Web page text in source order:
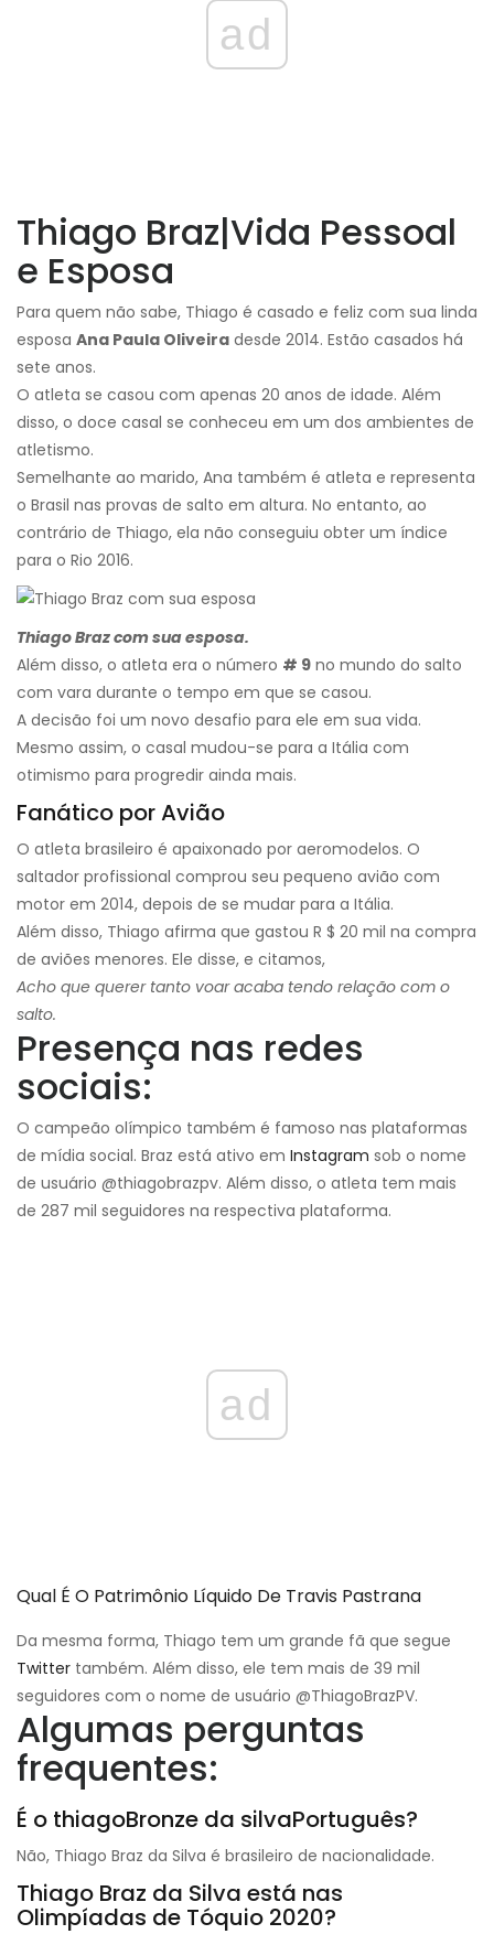
ad
Thiago Braz|Vida Pessoal
e Esposa
Para quem não sabe, Thiago é casado e feliz com sua linda
esposa Ana Paula Oliveira desde 2014. Estão casados ​​há
sete anos.
O atleta se casou com apenas 20 anos de idade. Além
disso, o doce casal se conheceu em um dos ambientes de
atletismo.
Semelhante ao marido, Ana também é atleta e representa
o Brasil nas provas de salto em altura. No entanto, ao
contrário de Thiago, ela não conseguiu obter um índice
para o Rio 2016.
Thiago Braz com sua esposa.
Além disso, o atleta era o número # 9 no mundo do salto
com vara durante o tempo em que se casou.
A decisão foi um novo desafio para ele em sua vida.
Mesmo assim, o casal mudou-se para a Itália com
otimismo para progredir ainda mais.
Fanático por Avião
O atleta brasileiro é apaixonado por aeromodelos. O
saltador profissional comprou seu pequeno avião com
motor em 2014, depois de se mudar para a Itália.
Além disso, Thiago afirma que gastou R $ 20 mil na compra
de aviões menores. Ele disse, e citamos,
Acho que querer tanto voar acaba tendo relação com o
salto.
Presença nas redes
sociais:
O campeão olímpico também é famoso nas plataformas
de mídia social. Braz está ativo em Instagram sob o nome
de usuário @thiagobrazpv. Além disso, o atleta tem mais
de 287 mil seguidores na respectiva plataforma.
ad
Qual É O Patrimônio Líquido De Travis Pastrana
Da mesma forma, Thiago tem um grande fã que segue
Twitter também. Além disso, ele tem mais de 39 mil
seguidores com o nome de usuário @ThiagoBrazPV.
Algumas perguntas
frequentes:
É o thiagoBronze da silvaPortuguês?
Não, Thiago Braz da Silva é brasileiro de nacionalidade.
Thiago Braz da Silva está nas
Olimpíadas de Tóquio 2020?